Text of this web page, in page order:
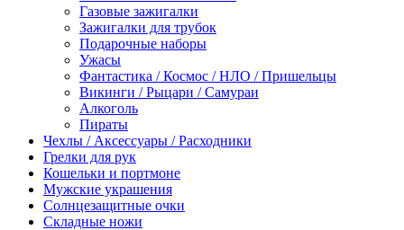
Газовые зажигалки
Зажигалки для трубок
Подарочные наборы
Ужасы
Фантастика / Космос / НЛО / Пришельцы
Викинги / Рыцари / Самураи
Алкоголь
Пираты
Чехлы / Аксессуары / Расходники
Грелки для рук
Кошельки и портмоне
Мужские украшения
Солнцезащитные очки
Складные ножи